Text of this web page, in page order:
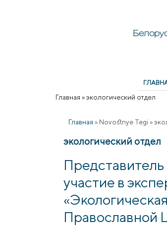
Главная »экологический отдел
Главная » Novostnye Tegi »
экологический отдел
участие в
Православной